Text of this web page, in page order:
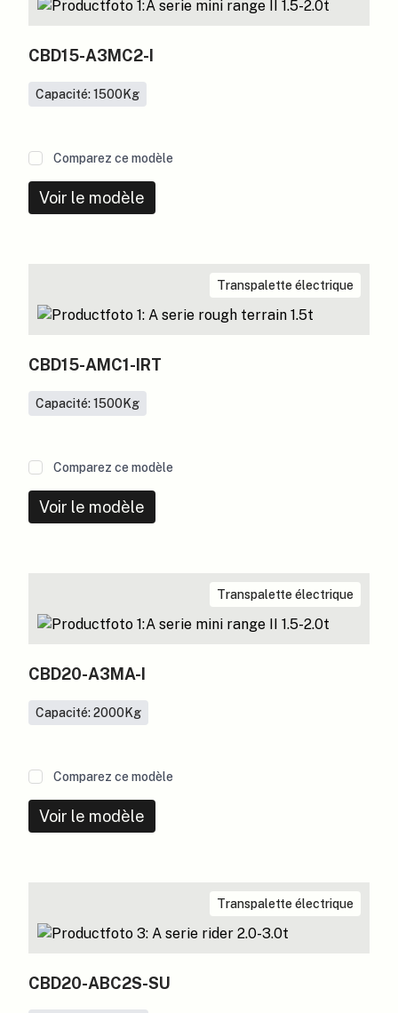
CBD15-A3MC2-I
Capacité: 1500Kg
Comparez ce modèle
Voir le modèle
Transpalette électrique
CBD15-AMC1-IRT
Capacité: 1500Kg
Comparez ce modèle
Voir le modèle
Transpalette électrique
CBD20-A3MA-I
Capacité: 2000Kg
Comparez ce modèle
Voir le modèle
Transpalette électrique
CBD20-ABC2S-SU